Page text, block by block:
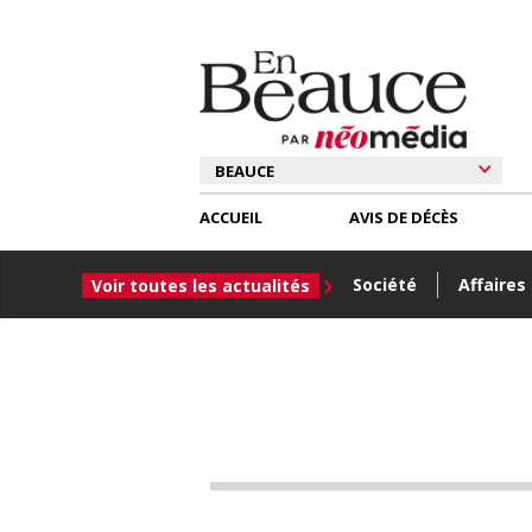
ACCUEIL
Voir toutes les actualités Société Affaires
AVIS DE DÉCÈS